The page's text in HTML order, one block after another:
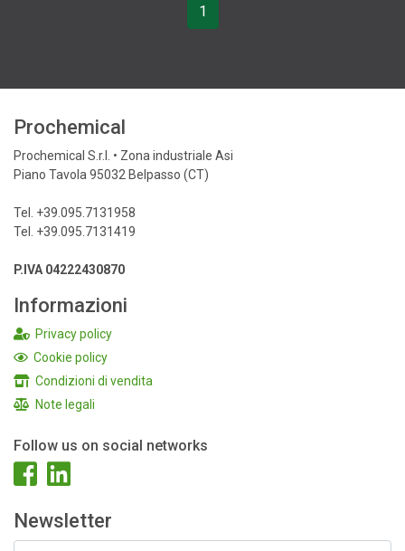
1
Prochemical
Prochemical S.r.l. • Zona industriale Asi
Piano Tavola 95032 Belpasso (CT)
Tel. +39.095.7131958
Tel. +39.095.7131419
P.IVA 04222430870
Informazioni
Privacy policy
Cookie policy
Condizioni di vendita
Note legali
Follow us on social networks
Newsletter